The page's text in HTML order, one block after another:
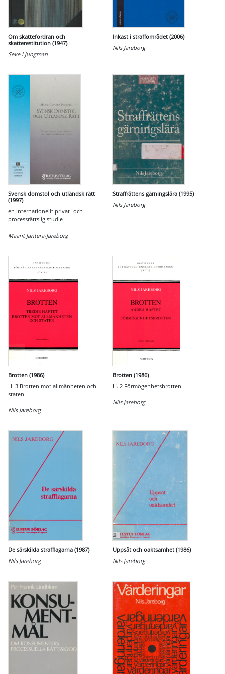
Om skattefordran och
skatterestitution (1947)
Seve Ljungman
Inkast i straffområdet (2006)
Nils Jareborg
Svensk domstol och utländsk rätt
(1997)
en internationellt privat- och
processrättslig studie
Maarit Jänterä-Jareborg
Straffrättens gärningslära (1995)
Nils Jareborg
Brotten (1986)
H. 3 Brotten mot allmänheten och
staten
Nils Jareborg
Brotten (1986)
H. 2 Förmögenhetsbrotten
Nils Jareborg
De särskilda strafflagarna (1987)
Nils Jareborg
Uppsåt och oaktsamhet (1986)
Nils Jareborg